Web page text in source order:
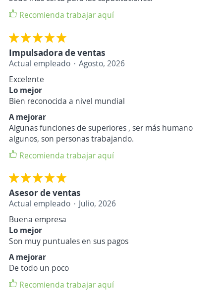
Recomienda trabajar aquí
Impulsadora de ventas
Actual empleado
Agosto, 2026
Excelente
Lo mejor
Bien reconocida a nivel mundial
A mejorar
Algunas funciones de superiores , ser más humano
algunos, son personas trabajando.
Recomienda trabajar aquí
Asesor de ventas
Actual empleado
Julio, 2026
Buena empresa
Lo mejor
Son muy puntuales en sus pagos
A mejorar
De todo un poco
Recomienda trabajar aquí